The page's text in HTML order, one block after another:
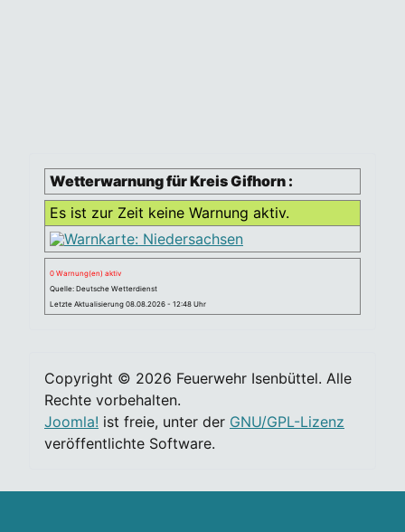
Wetterwarnung für Kreis Gifhorn :
Es ist zur Zeit keine Warnung aktiv.
0 Warnung(en) aktiv
Quelle: Deutsche Wetterdienst
Letzte Aktualisierung 08.08.2026 - 12:48 Uhr
Copyright © 2026 Feuerwehr Isenbüttel. Alle
Rechte vorbehalten.
Joomla! ist freie, unter der GNU/GPL-Lizenz
veröffentlichte Software.